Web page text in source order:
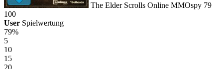
The Elder Scrolls Online MMOspy 79
100
User Spielwertung
79%
5
10
15
20